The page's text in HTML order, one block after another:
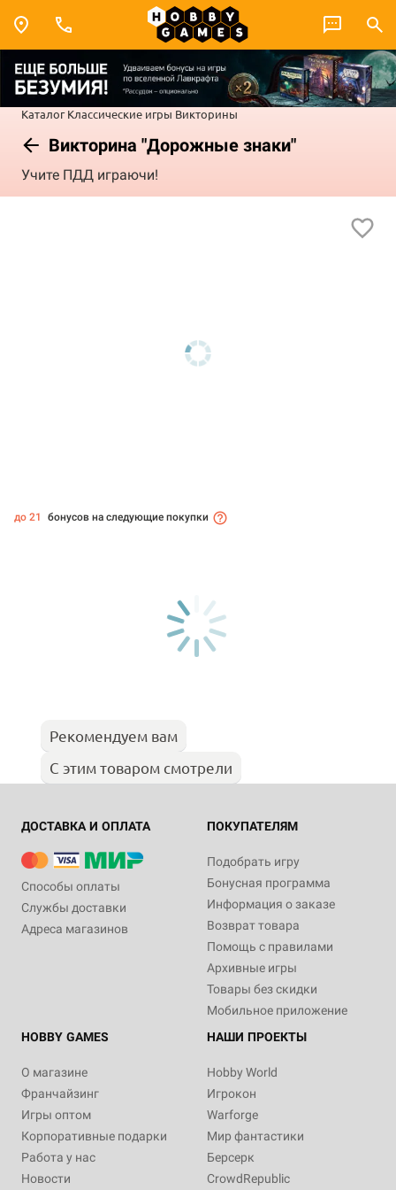
Каталог Классические игры Викторины
Викторина "Дорожные знаки"
Учите ПДД играючи!
до 21 бонусов на следующие покупки
Рекомендуем вам
С этим товаром смотрели
ДОСТАВКА И ОПЛАТА
Способы оплаты
Службы доставки
Адреса магазинов
ПОКУПАТЕЛЯМ
Подобрать игру
Бонусная программа
Информация о заказе
Возврат товара
Помощь с правилами
Архивные игры
Товары без скидки
Мобильное приложение
HOBBY GAMES
О магазине
Франчайзинг
Игры оптом
Корпоративные подарки
Работа у нас
Новости
НАШИ ПРОЕКТЫ
Hobby World
Игрокон
Warforge
Мир фантастики
Берсерк
CrowdRepublic